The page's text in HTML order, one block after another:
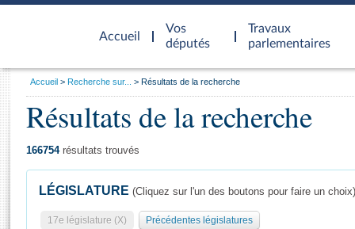
Accueil
d'accueil
Vos
députés
Travaux
parlementaires
Général
Vous
Accueil Recherche sur... Résultats de la recherche
Résultats de la recherche
166754résultats trouvés
LÉGISLATURE (Cliquez sur l'un des boutons pour faire un choix)
17e législature (X) Précédentes législatures